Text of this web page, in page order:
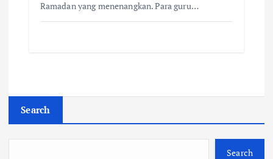
Ramadan yang menenangkan. Para guru…
Search
Search